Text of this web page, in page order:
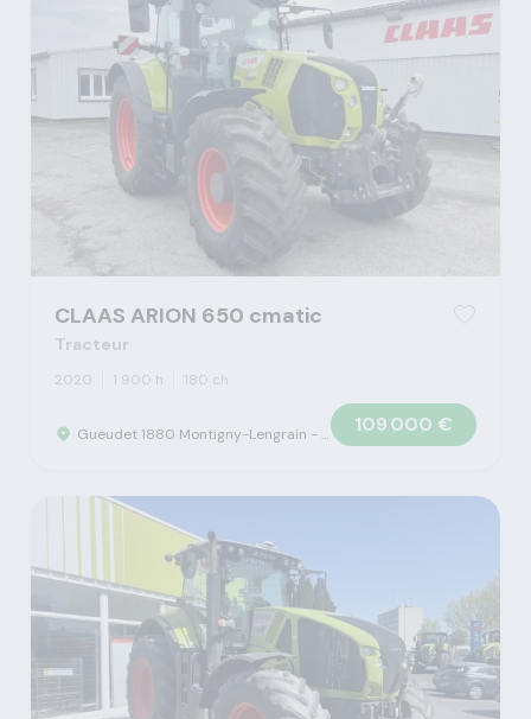
CLAAS ARION 650 cmatic
Tracteur
2020 1 900 h 180 ch
Gueudet 1880 Montigny-Lengrain - Concession Claas 109 000 €